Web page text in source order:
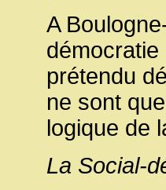
A
démocratie
prétendu
ne sont
logique de
La Social-